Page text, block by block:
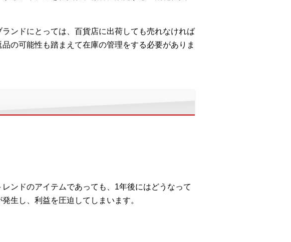
ンドにとっては、百貨店に出荷しても売れなければ
の可能性も踏まえて在庫の管理をする必要がありま
ンドのアイテムであっても、1年後にはどうなって
生し、利益を圧迫してしまいます。